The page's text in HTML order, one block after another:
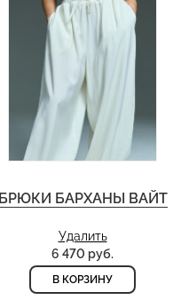
БРЮКИ БАРХАНЫ ВАЙТ
Удалить
6 470 руб.
В КОРЗИНУ